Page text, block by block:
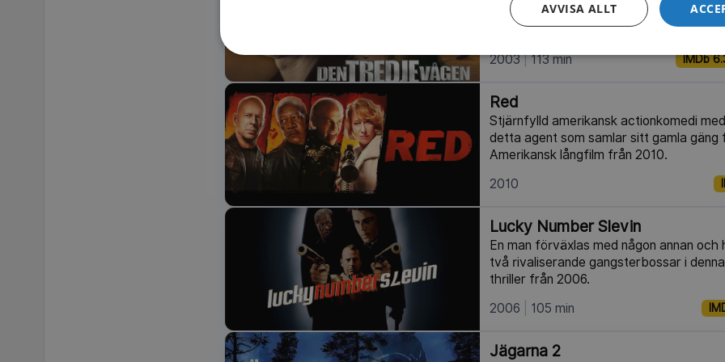
nybildad arbetsgrupp inom Europol som
ekonomiska brottslingarna. Svensk
2003
113 min IMDb
Red
Stjärnfylld amerikansk actionkomedi
detta agent som samlar sitt gamla gäng
Amerikansk långfilm från 2010.
2010
Lucky Number Slevin
En man förväxlas med någon annan och
två rivaliserande gangsterbossar i
thriller från 2006.
2006
105 min
Jägarna 2
AVVISA ALLT